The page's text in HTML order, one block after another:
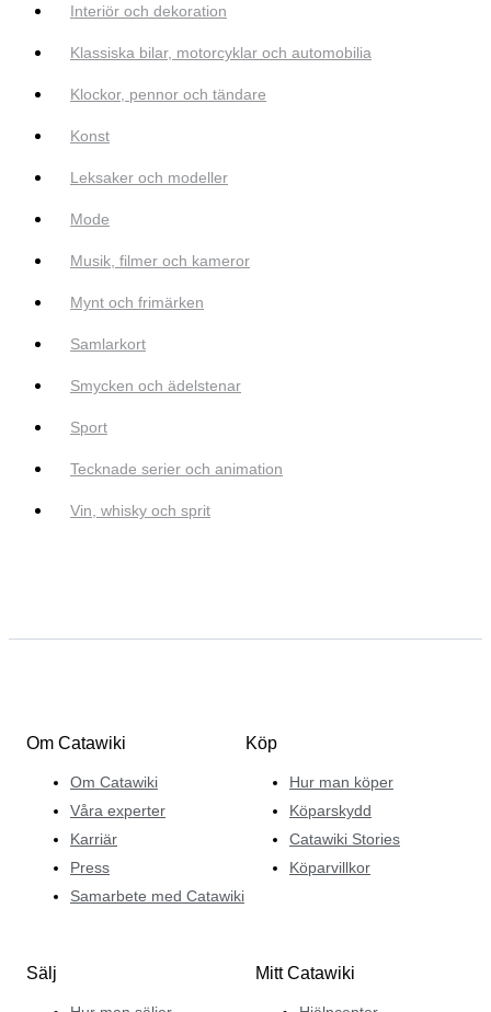
Interiör och dekoration
Klassiska bilar, motorcyklar och automobilia
Klockor, pennor och tändare
Konst
Leksaker och modeller
Mode
Musik, filmer och kameror
Mynt och frimärken
Samlarkort
Smycken och ädelstenar
Sport
Tecknade serier och animation
Vin, whisky och sprit
Om Catawiki
Om Catawiki
Våra experter
Karriär
Press
Samarbete med Catawiki
Köp
Hur man köper
Köparskydd
Catawiki Stories
Köparvillkor
Sälj Mitt Catawiki